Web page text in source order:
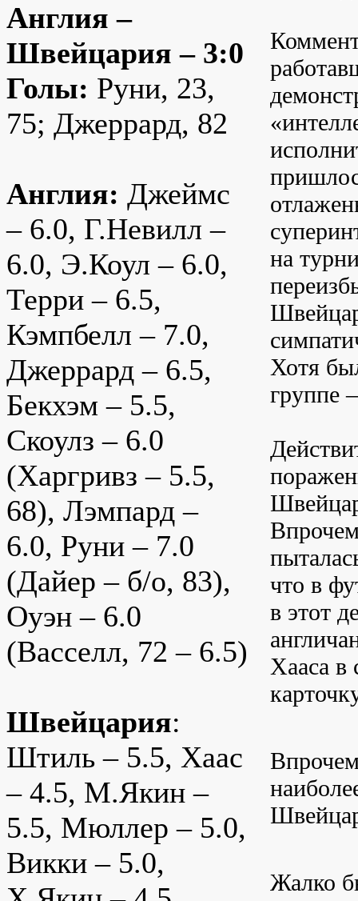
Англия –
Швейцария – 3:0
Голы: Руни, 23,
75; Джеррард, 82
Англия: Джеймс
– 6.0, Г.Невилл –
6.0, Э.Коул – 6.0,
Терри – 6.5,
Кэмпбелл – 7.0,
Джеррард – 6.5,
Бекхэм – 5.5,
Скоулз – 6.0
(Харгривз – 5.5,
68), Лэмпард –
6.0, Руни – 7.0
(Дайер – б/о, 83),
Оуэн – 6.0
(Васселл, 72 – 6.5)
Швейцария:
Штиль – 5.5, Хаас
– 4.5, М.Якин –
5.5, Мюллер – 5.0,
Викки – 5.0,
на
Хотя
группе
что в
в этот
Хааса в
Жалко